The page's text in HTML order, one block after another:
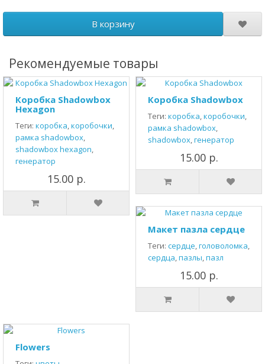
В корзину
Рекомендуемые товары
Коробка Shadowbox
Hexagon
Теги: коробка,коробочки,
рамка shadowbox,
shadowbox hexagon,
генератор
15.00 р.
Коробка Shadowbox
Теги: коробка,коробочки,
рамка shadowbox,
shadowbox,генератор
15.00 р.
Макет пазла сердце
Теги: сердце,головоломка,
сердца,пазлы,пазл
15.00 р.
Flowers